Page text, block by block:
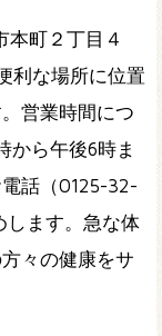
本町２丁目４
利な場所に位置
営業時間につ
から午後6時ま
話（0125-32-
します。急な体
々の健康をサ